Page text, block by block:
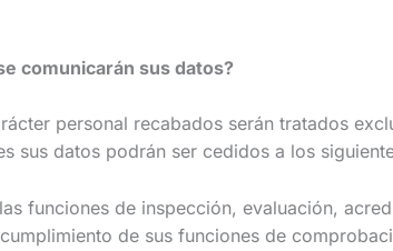
comunicarán sus datos?
personal recabados serán tratados
sus datos podrán ser cedidos a los
de inspección, evaluación,
de sus funciones de